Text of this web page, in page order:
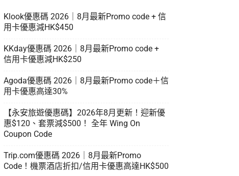
Klook優惠碼 2026｜8月最新Promo code + 信
用卡優惠減HK$450
KKday優惠碼 2026｜8月最新Promo code +
信用卡優惠減HK$250
Agoda優惠碼 2026｜8月最新Promo code＋信
用卡優惠高達30%
【永安旅遊優惠碼】2026年8月更新！迎新優
惠$120、套票減$500！ 全年 Wing On
Coupon Code
Trip.com優惠碼 2026｜8月最新Promo
Code！機票酒店折扣/信用卡優惠高達HK$500